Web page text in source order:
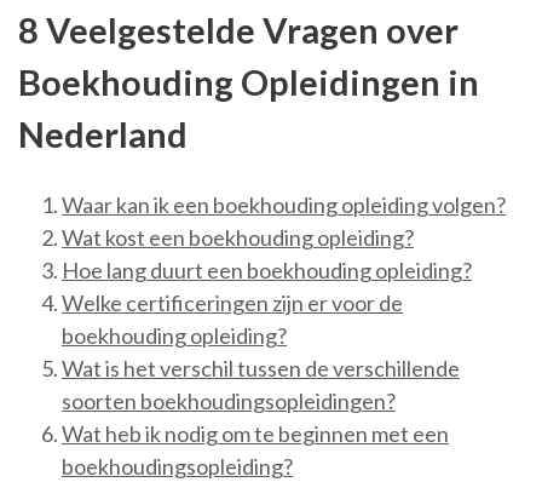
8 Veelgestelde Vragen over
Boekhouding Opleidingen in
Nederland
Waar kan ik een boekhouding opleiding volgen?
Wat kost een boekhouding opleiding?
Hoe lang duurt een boekhouding opleiding?
Welke certificeringen zijn er voor de
boekhouding opleiding?
Wat is het verschil tussen de verschillende
soorten boekhoudingsopleidingen?
Wat heb ik nodig om te beginnen met een
boekhoudingsopleiding?